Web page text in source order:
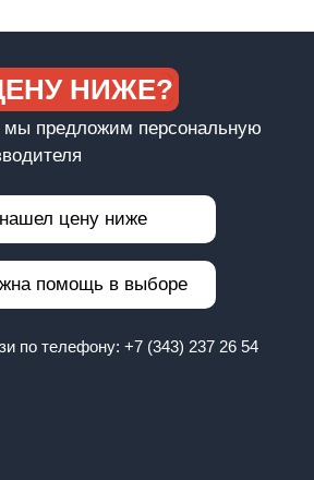
НИЖЕ?
предложим персональную
цену ниже
помощь в выборе
по телефону: +7 (343) 237 26 54